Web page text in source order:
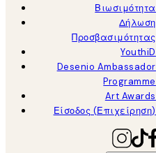
Βιωσιμότητα
Δήλωση
Προσβασιμότητας
YouthiD
Desenio Ambassador
Programme
Art Awards
Είσοδος (Επιχείρηση)